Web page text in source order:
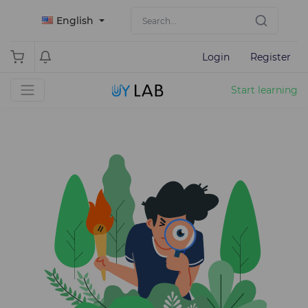
English
Login Register
Start learning